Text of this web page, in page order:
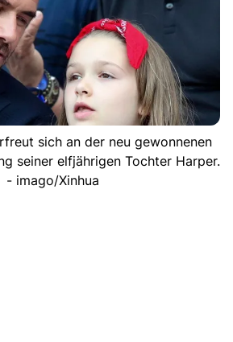
sich an der neu gewonnenen
seiner elfjährigen Tochter Harper.
- imago/Xinhua